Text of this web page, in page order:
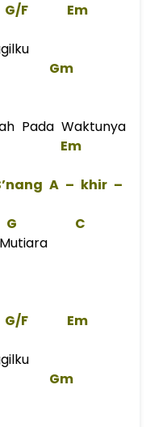
G/F
Em
Gm
Pada Waktunya
Em
A – khir –
G
C
G/F
Em
Gm